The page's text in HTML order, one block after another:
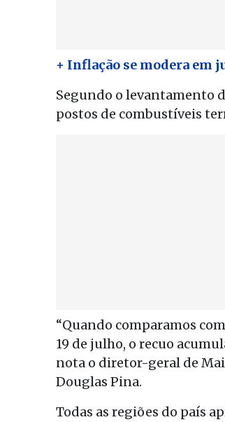
+ Inflação se modera em
Segundo o levantamento
postos de combustíveis
“Quando comparamos
19 de julho, o recuo
nota o diretor-geral de
Douglas Pina.
Todas as regiões do país